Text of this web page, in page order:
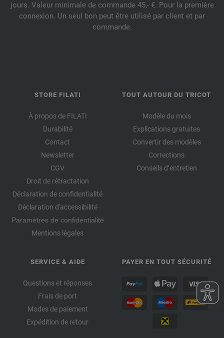
jours. Valeur minimale de commande 45,- €. Pour la première
connexion. Un seul bon peut être utilisé par client et par
commande.
STORE FILATI
À propos de FILATI
Durabilité
Contact
Newsletter
CGV
Droit de rétractation
Déclaration de confidentialité
Déclaration d'accessibilité
Paramètres de confidentialité
Mentions légales
TOUT AUTOUR DU TRICOT
Modèle du mois
Explications gratuites
Convertir des modèles
Corrections
Conseils d’entretien
SERVICE & AIDE
Questions et réponses
Frais de port
Modes de paiement
Expédition de retour
PAYER EN TOUT SÉCURITÉ